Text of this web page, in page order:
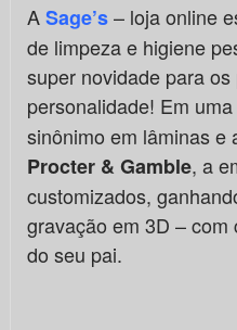
ASage’s– loja online
de limpeza e higiene
super novidade para
personalidade! Em
sinônimo em lâminas e
Procter & Gamble, a
customizados,
gravação em 3D –
do seu pai.